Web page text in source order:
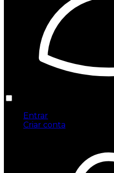
Entrar
Criar conta